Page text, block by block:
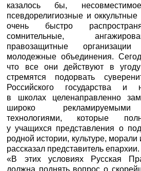
казалось бы,
псевдорелигиозные и
очень быстро
сомнительные,
правозащитные
молодежные объединения.
что все они действуют в
стремятся подорвать
Российского государства и
в школах целенаправленно
широко рекламируемыми
технологиями, которые
у учащихся представления о
родной истории, культуре,
рассказал представитель епархии.
«В этих условиях Русская
должна поднять вопрос о